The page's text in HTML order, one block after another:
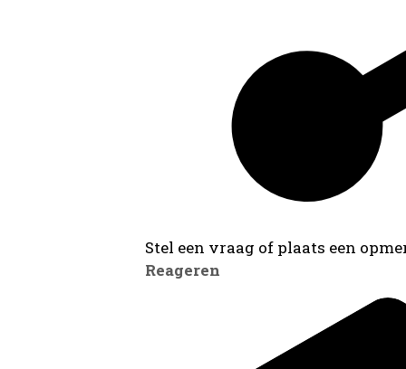
Stel een vraag of plaats een
Reageren